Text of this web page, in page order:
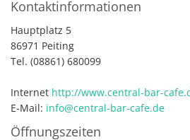
Kontaktinformationen
Hauptplatz 5
86971 Peiting
Tel. (08861) 680099
Internet http://www.central-bar-
E-Mail: info@central-bar-cafe.de
Öffnungszeiten